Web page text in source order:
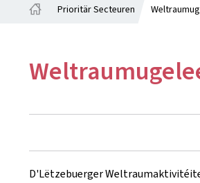
Prioritär Secteuren
D'Lëtzebuerger